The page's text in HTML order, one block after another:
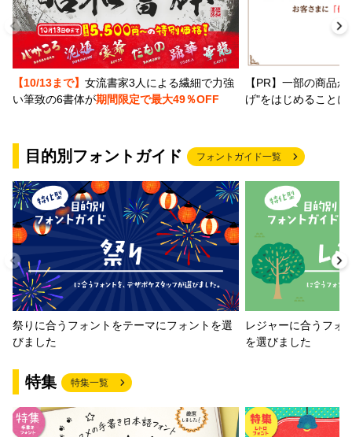
【10/13まで】 女流書家3人による繊細で力強
い筆致の6書体が期間限定で最大49％OFF
【PR】一部の商品
げ"をはじめること
目的別フォントガイド フォントガイド一覧
祭りに合うフォントをテーマにフォントを選
びました
レジャーに合うフォ
を選びました
特集 特集一覧